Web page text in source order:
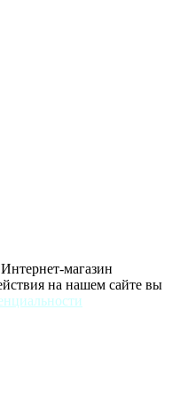
магазин
на нашем сайте вы